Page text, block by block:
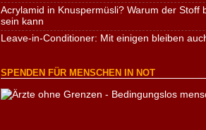
Acrylamid in Knuspermüsli? Warum der Stoff
sein kann
Leave-in-Conditioner: Mit einigen bleiben
SPENDEN FÜR MENSCHEN IN NOT